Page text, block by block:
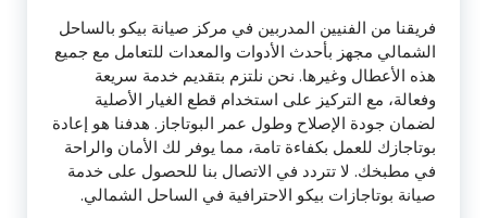
فريقنا من الفنيين المدربين في مركز صيانة بيكو بالساحل
الشمالي مجهز بأحدث الأدوات والمعدات للتعامل مع جميع
هذه الأعطال وغيرها. نحن نلتزم بتقديم خدمة سريعة
وفعالة، مع التركيز على استخدام قطع الغيار الأصلية
لضمان جودة الإصلاح وطول عمر البوتاجاز. هدفنا هو إعادة
بوتاجازك للعمل بكفاءة تامة، مما يوفر لك الأمان والراحة
في مطبخك. لا تتردد في الاتصال بنا للحصول على خدمة
صيانة بوتاجازات بيكو الاحترافية في الساحل الشمالي.